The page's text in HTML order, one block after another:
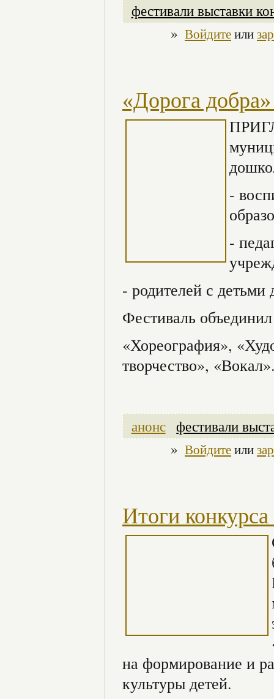
фестивали выставки
» Войдитеили
«Дорога
-
-
- родителей с детьми
Фестиваль
«Хореография»,
творчество»,
анонс фестивали
» Войдитеили
Итоги
на формирование и
культуры детей.